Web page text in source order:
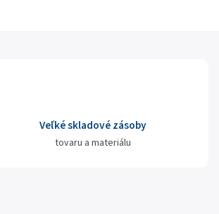
Veľké skladové zásoby
tovaru a materiálu